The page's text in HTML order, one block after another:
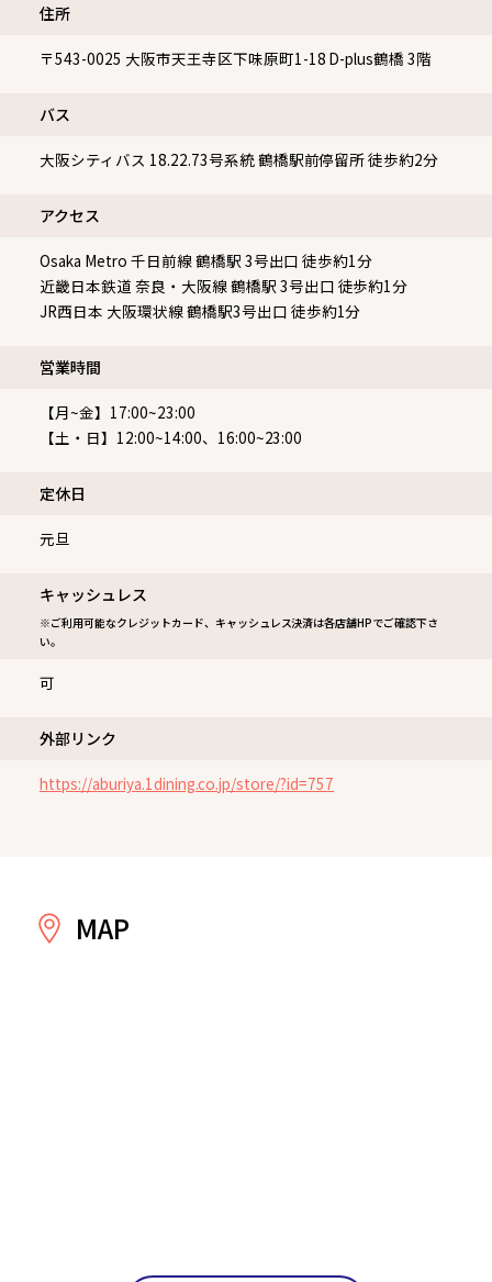
住所
〒543-0025 大阪市天王寺区下味原町1-18 D-plus鶴橋 3階
バス
大阪シティバス 18.22.73号系統 鶴橋駅前停留所 徒歩約2分
アクセス
Osaka Metro 千日前線 鶴橋駅 3号出口 徒歩約1分
近畿日本鉄道 奈良・大阪線 鶴橋駅 3号出口 徒歩約1分
JR西日本 大阪環状線 鶴橋駅3号出口 徒歩約1分
営業時間
【月~金】17:00~23:00
【土・日】12:00~14:00、16:00~23:00
定休⽇
元旦
キャッシュレス
※ご利用可能なクレジットカード、キャッシュレス決済は各店舗HPでご確認下さ
い。
可
外部リンク
https://aburiya.1dining.co.jp/store/?id=757
MAP